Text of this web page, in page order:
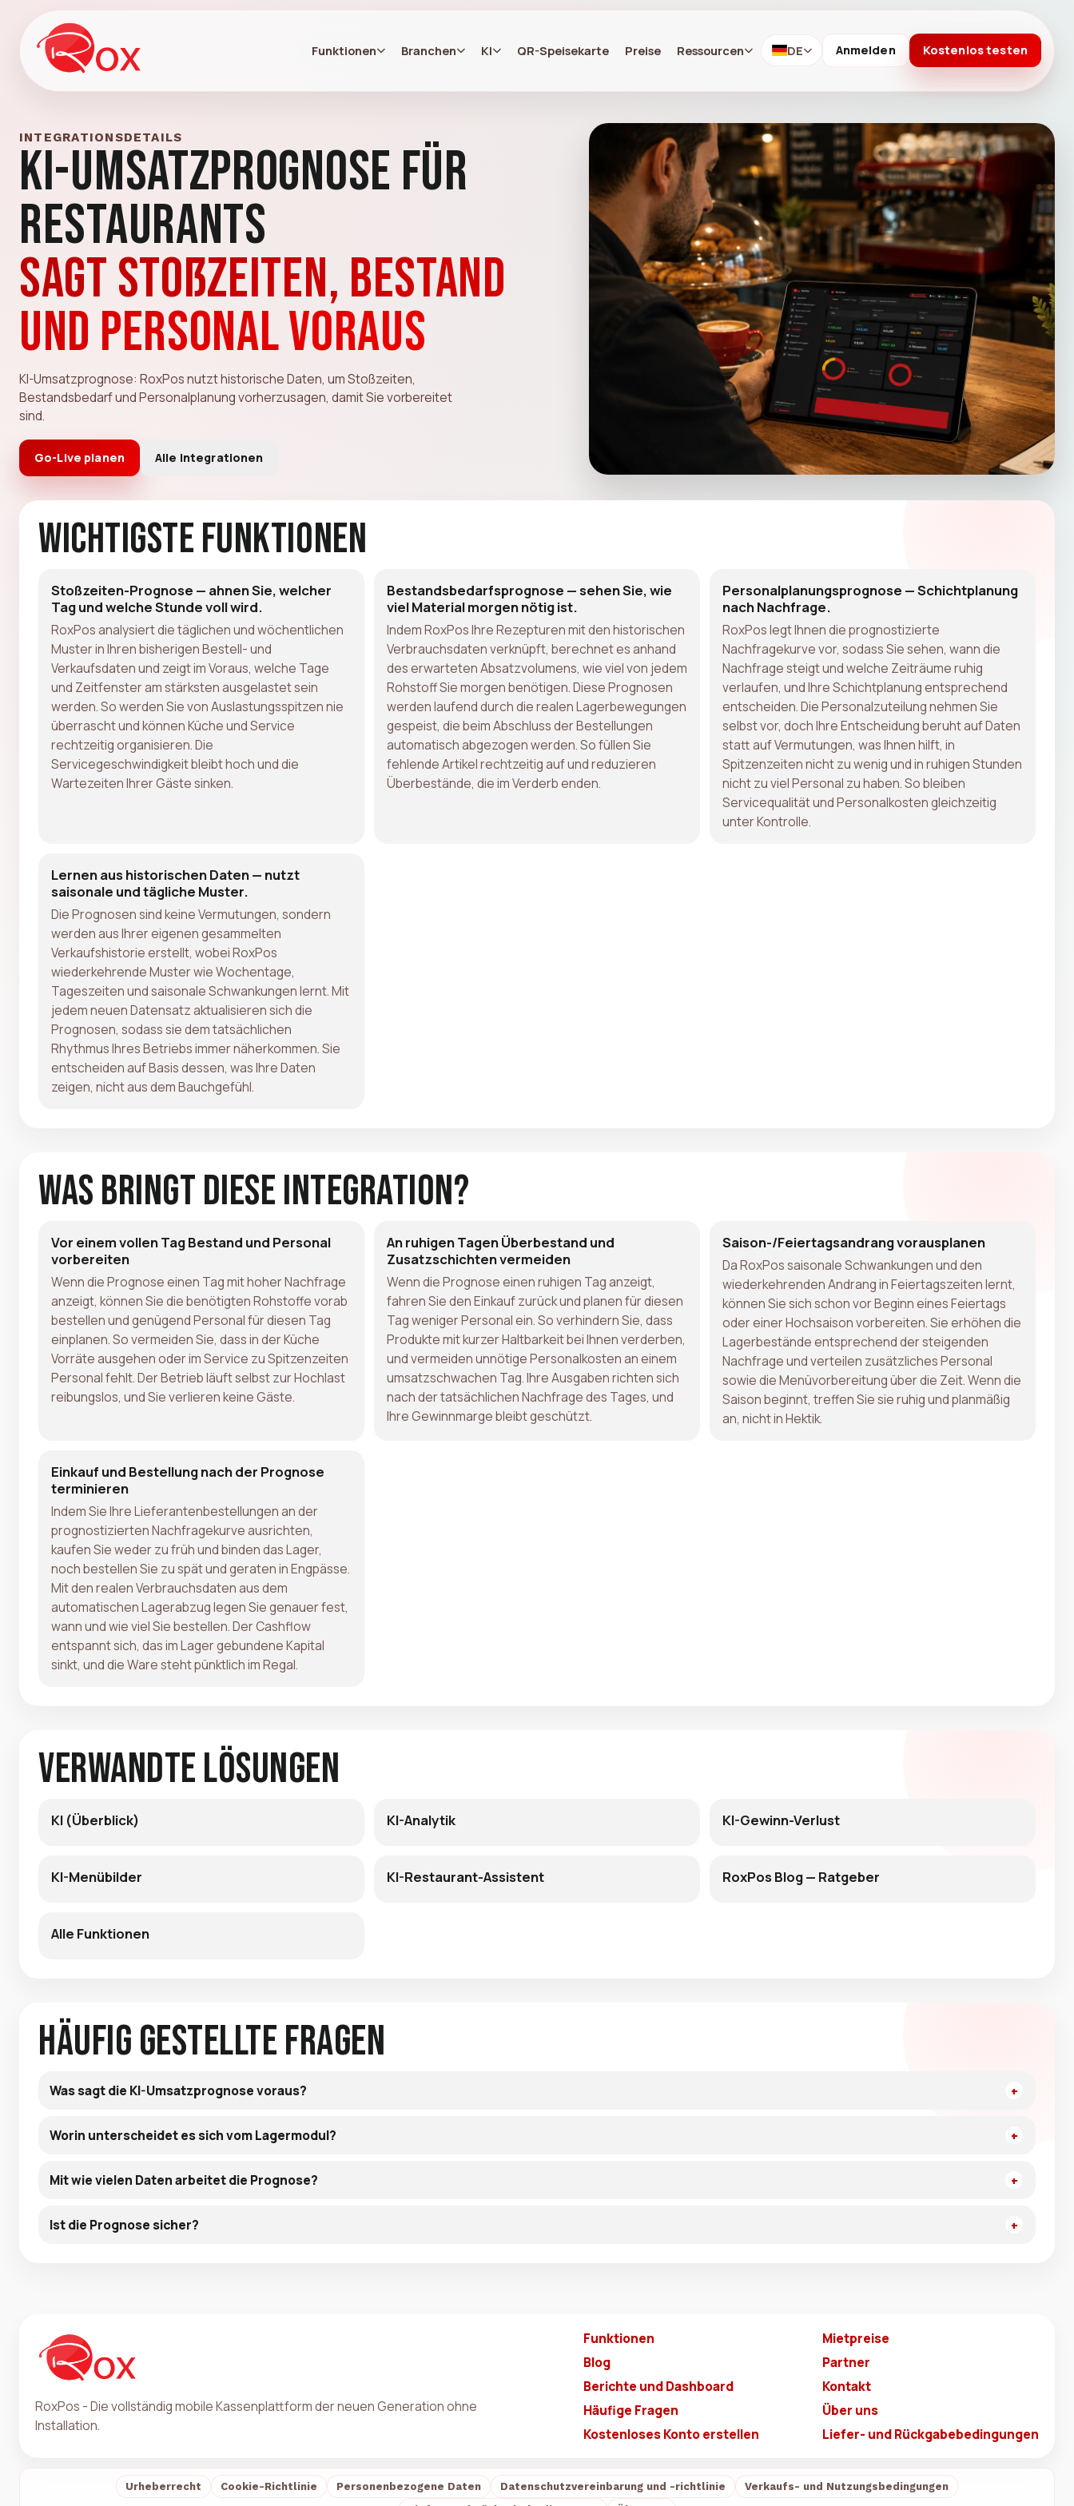
Funktionen Branchen KI QR-Speisekarte Preise Ressourcen DE Anmelden Kostenlos testen
INTEGRATIONSDETAILS
KI-Umsatzprognose für
Restaurants
Sagt Stoßzeiten, Bestand
und Personal voraus
KI-Umsatzprognose: RoxPos nutzt historische Daten, um Stoßzeiten,
Bestandsbedarf und Personalplanung vorherzusagen, damit Sie vorbereitet
sind.
Go-Live planen Alle Integrationen
Wichtigste Funktionen
Stoßzeiten-Prognose — ahnen Sie, welcher
Tag und welche Stunde voll wird.
RoxPos analysiert die täglichen und wöchentlichen
Muster in Ihren bisherigen Bestell- und
Verkaufsdaten und zeigt im Voraus, welche Tage
und Zeitfenster am stärksten ausgelastet sein
werden. So werden Sie von Auslastungsspitzen nie
überrascht und können Küche und Service
rechtzeitig organisieren. Die
Servicegeschwindigkeit bleibt hoch und die
Wartezeiten Ihrer Gäste sinken.
Bestandsbedarfsprognose — sehen Sie, wie
viel Material morgen nötig ist.
Indem RoxPos Ihre Rezepturen mit den historischen
Verbrauchsdaten verknüpft, berechnet es anhand
des erwarteten Absatzvolumens, wie viel von jedem
Rohstoff Sie morgen benötigen. Diese Prognosen
werden laufend durch die realen Lagerbewegungen
gespeist, die beim Abschluss der Bestellungen
automatisch abgezogen werden. So füllen Sie
fehlende Artikel rechtzeitig auf und reduzieren
Überbestände, die im Verderb enden.
Personalplanungsprognose — Schichtplanung
nach Nachfrage.
RoxPos legt Ihnen die prognostizierte
Nachfragekurve vor, sodass Sie sehen, wann die
Nachfrage steigt und welche Zeiträume ruhig
verlaufen, und Ihre Schichtplanung entsprechend
entscheiden. Die Personalzuteilung nehmen Sie
selbst vor, doch Ihre Entscheidung beruht auf Daten
statt auf Vermutungen, was Ihnen hilft, in
Spitzenzeiten nicht zu wenig und in ruhigen Stunden
nicht zu viel Personal zu haben. So bleiben
Servicequalität und Personalkosten gleichzeitig
unter Kontrolle.
Lernen aus historischen Daten — nutzt
saisonale und tägliche Muster.
Die Prognosen sind keine Vermutungen, sondern
werden aus Ihrer eigenen gesammelten
Verkaufshistorie erstellt, wobei RoxPos
wiederkehrende Muster wie Wochentage,
Tageszeiten und saisonale Schwankungen lernt. Mit
jedem neuen Datensatz aktualisieren sich die
Prognosen, sodass sie dem tatsächlichen
Rhythmus Ihres Betriebs immer näherkommen. Sie
entscheiden auf Basis dessen, was Ihre Daten
zeigen, nicht aus dem Bauchgefühl.
Was bringt diese Integration?
Vor einem vollen Tag Bestand und Personal
vorbereiten
Wenn die Prognose einen Tag mit hoher Nachfrage
anzeigt, können Sie die benötigten Rohstoffe vorab
bestellen und genügend Personal für diesen Tag
einplanen. So vermeiden Sie, dass in der Küche
Vorräte ausgehen oder im Service zu Spitzenzeiten
Personal fehlt. Der Betrieb läuft selbst zur Hochlast
reibungslos, und Sie verlieren keine Gäste.
An ruhigen Tagen Überbestand und
Zusatzschichten vermeiden
Wenn die Prognose einen ruhigen Tag anzeigt,
fahren Sie den Einkauf zurück und planen für diesen
Tag weniger Personal ein. So verhindern Sie, dass
Produkte mit kurzer Haltbarkeit bei Ihnen verderben,
und vermeiden unnötige Personalkosten an einem
umsatzschwachen Tag. Ihre Ausgaben richten sich
nach der tatsächlichen Nachfrage des Tages, und
Ihre Gewinnmarge bleibt geschützt.
Saison-/Feiertagsandrang vorausplanen
Da RoxPos saisonale Schwankungen und den
wiederkehrenden Andrang in Feiertagszeiten lernt,
können Sie sich schon vor Beginn eines Feiertags
oder einer Hochsaison vorbereiten. Sie erhöhen die
Lagerbestände entsprechend der steigenden
Nachfrage und verteilen zusätzliches Personal
sowie die Menüvorbereitung über die Zeit. Wenn die
Saison beginnt, treffen Sie sie ruhig und planmäßig
an, nicht in Hektik.
Einkauf und Bestellung nach der Prognose
terminieren
Indem Sie Ihre Lieferantenbestellungen an der
prognostizierten Nachfragekurve ausrichten,
kaufen Sie weder zu früh und binden das Lager,
noch bestellen Sie zu spät und geraten in Engpässe.
Mit den realen Verbrauchsdaten aus dem
automatischen Lagerabzug legen Sie genauer fest,
wann und wie viel Sie bestellen. Der Cashflow
entspannt sich, das im Lager gebundene Kapital
sinkt, und die Ware steht pünktlich im Regal.
Verwandte Lösungen
KI (Überblick) KI-Analytik KI-Gewinn-Verlust
KI-Menübilder KI-Restaurant-Assistent RoxPos Blog — Ratgeber
Alle Funktionen
Häufig gestellte Fragen
Was sagt die KI-Umsatzprognose voraus?
Worin unterscheidet es sich vom Lagermodul?
Mit wie vielen Daten arbeitet die Prognose?
Ist die Prognose sicher?
RoxPos - Die vollständig mobile Kassenplattform der neuen Generation ohne
Installation.
Funktionen
Blog
Berichte und Dashboard
Häufige Fragen
Kostenloses Konto erstellen
Mietpreise
Partner
Kontakt
Über uns
Liefer- und Rückgabebedingungen
Urheberrecht Cookie-Richtlinie Personenbezogene Daten Datenschutzvereinbarung und -richtlinie
Verkaufs- und Nutzungsbedingungen